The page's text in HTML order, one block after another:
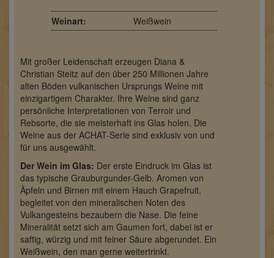
Weinart: Weißwein
Mit großer Leidenschaft erzeugen Diana &
Christian Steitz auf den über 250 Millionen Jahre
alten Böden vulkanischen Ursprungs Weine mit
einzigartigem Charakter. Ihre Weine sind ganz
persönliche Interpretationen von Terroir und
Rebsorte, die sie meisterhaft ins Glas holen. Die
Weine aus der ACHAT-Serie sind exklusiv von und
für uns ausgewählt.
Der Wein im Glas: Der erste Eindruck im Glas ist
das typische Grauburgunder-Gelb. Aromen von
Äpfeln und Birnen mit einem Hauch Grapefruit,
begleitet von den mineralischen Noten des
Vulkangesteins bezaubern die Nase. Die feine
Mineralität setzt sich am Gaumen fort, dabei ist er
saftig, würzig und mit feiner Säure abgerundet. Ein
Weißwein, den man gerne weitertrinkt.